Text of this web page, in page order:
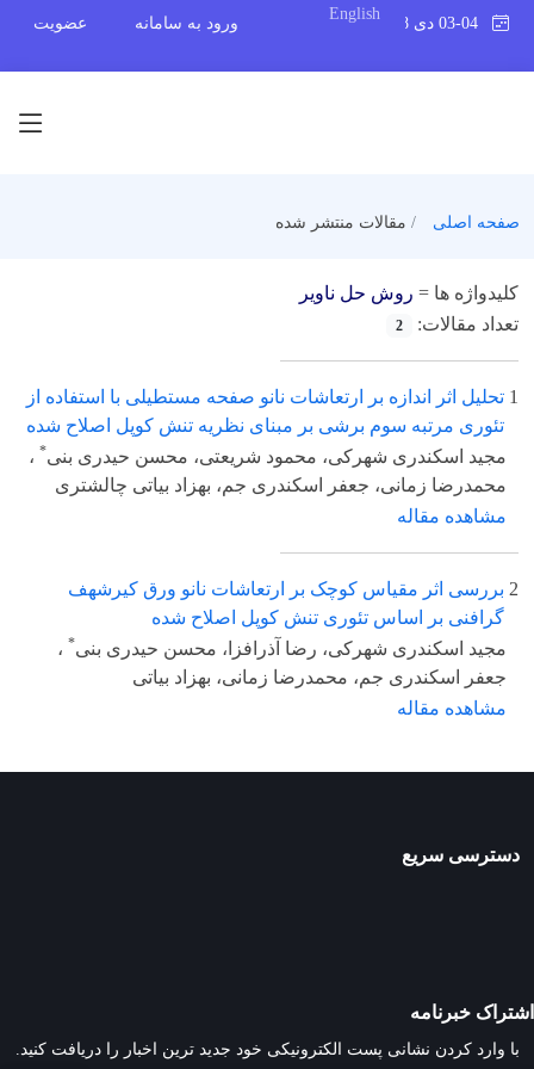
English
ورود به سامانه عضویت
صفحه اصلی مقالات منتشر شده
کلیدواژه ها = روش حل ناویر
تعداد مقالات:
2
1 تحلیل اثر اندازه بر ارتعاشات نانو صفحه مستطیلی با استفاده از
تئوری مرتبه سوم برشی بر مبنای نظریه تنش کوپل اصلاح شده
مجید اسکندری شهرکی، محمود شریعتی، محسن حیدری بنی* ،
محمدرضا زمانی، جعفر اسکندری جم، بهزاد بیاتی چالشتری
مشاهده مقاله
2 بررسی اثر مقیاس کوچک بر ارتعاشات نانو ورق کیرشهف
گرافنی بر اساس تئوری تنش کوپل اصلاح شده
مجید اسکندری شهرکی، رضا آذرافزا، محسن حیدری بنی* ،
جعفر اسکندری جم، محمدرضا زمانی، بهزاد بیاتی
مشاهده مقاله
دسترسی سریع
اشتراک خبرنامه
با وارد کردن نشانی پست الکترونیکی خود جدید ترین اخبار را دریافت کنید.